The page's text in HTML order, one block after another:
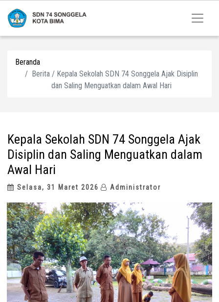
Beranda
Berita / Kepala Sekolah SDN 74 Songgela Ajak Disiplin
dan Saling Menguatkan dalam Awal Hari
Kepala Sekolah SDN 74 Songgela Ajak
Disiplin dan Saling Menguatkan dalam
Awal Hari
Selasa, 31 Maret 2026 Administrator